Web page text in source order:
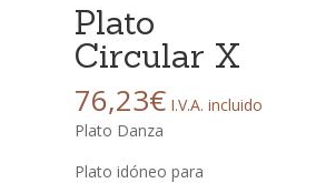
Plato
Circular X
76,23€ I.V.A. incluido
Plato Danza
Plato idóneo para